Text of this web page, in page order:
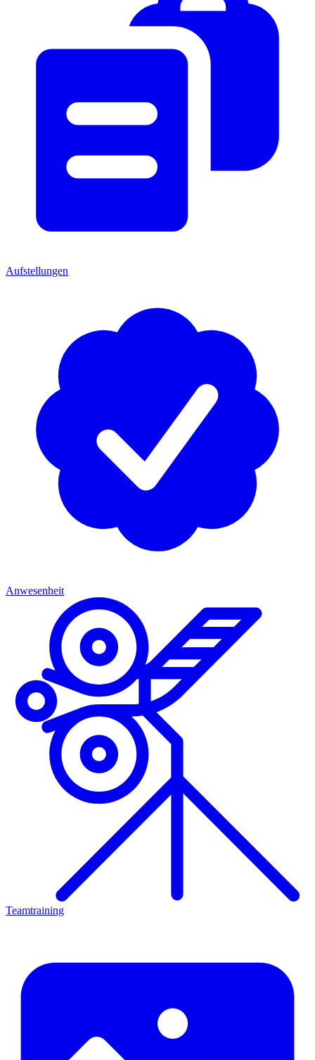
Aufstellungen
Anwesenheit
Teamtraining